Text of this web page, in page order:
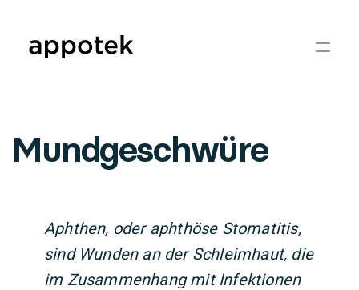
Mundgeschwüre
Aphthen, oder aphthöse Stomatitis,
sind Wunden an der Schleimhaut, die
im Zusammenhang mit Infektionen